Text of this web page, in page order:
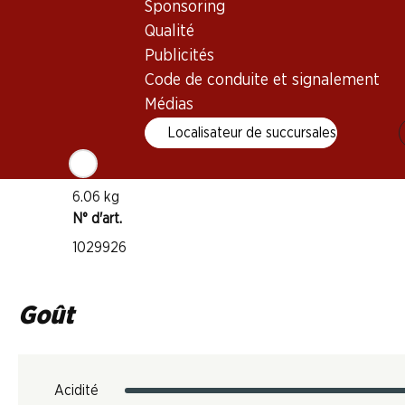
Sponsoring
Qualité
Publicités
Code de conduite et signalement
Médias
Localisateur de succursales
Température de dégustation
16–18 °C
Empreinte carbone
6.06 kg
N° d'art.
1029926
Goût
Acidité